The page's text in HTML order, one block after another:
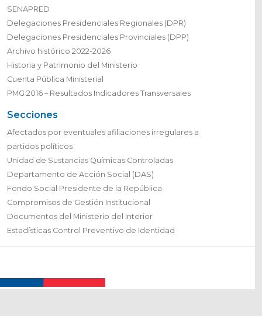
SENAPRED
Delegaciones Presidenciales Regionales (DPR)
Delegaciones Presidenciales Provinciales (DPP)
Archivo histórico 2022-2026
Historia y Patrimonio del Ministerio
Cuenta Pública Ministerial
PMG 2016 – Resultados Indicadores Transversales
Secciones
Afectados por eventuales afiliaciones irregulares a
partidos políticos
Unidad de Sustancias Químicas Controladas
Departamento de Acción Social (DAS)
Fondo Social Presidente de la República
Compromisos de Gestión Institucional
Documentos del Ministerio del Interior
Estadísticas Control Preventivo de Identidad